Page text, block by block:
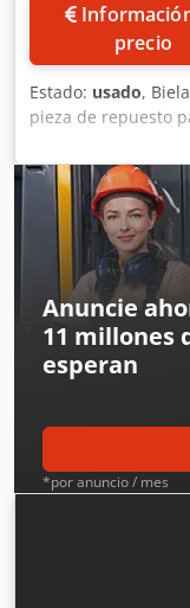
Información de
precio
Estado: usado,
pieza de repuesto
Dietz GXV 71 o
aproximadamente
Grosor del
aproximadamente
Anuncie
11 millones
esperan
*por anuncio / mes